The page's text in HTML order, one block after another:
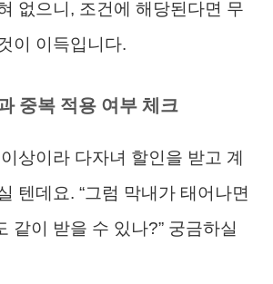
없으니, 조건에 해당된다면 무
이 이득입니다.
중복 적용 여부 체크
상이라 다자녀 할인을 받고 계
텐데요. “그럼 막내가 태어나면
같이 받을 수 있나?” 궁금하실